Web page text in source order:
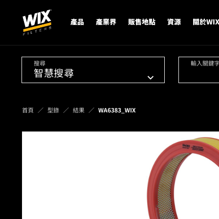
產品 產業界 販售地點 資源 關於WIX
搜尋 輸入關鍵
首頁 型錄 結果 WA6383_WIX